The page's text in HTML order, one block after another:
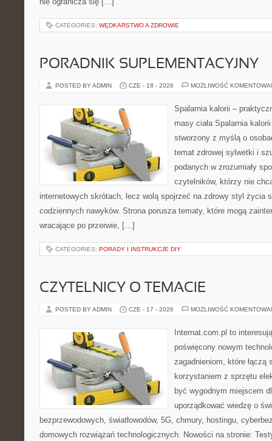
CATEGORIES: WĘDKARSTWO A ZDROWIE
PORADNIK SUPLEMENTACYJNY
POSTED BY ADMIN CZE - 18 - 2026 MOŻLIWOŚĆ
Spalarnia kalorii –
masy ciała Spalarnia
stworzony z myślą o
temat zdrowej sylwetki i
podanych w zrozumiały
czytelników, którzy nie
internetowych skrótach, lecz wolą spojrzeć na zdrowy styl życia
codziennych nawyków. Strona porusza tematy, które mogą
wracające po przerwie, […]
CATEGORIES: PORADY I INSTRUKCJE DIY
CZYTELNICY O TEMACIE
POSTED BY ADMIN CZE - 17 - 2026 MOŻLIWOŚĆ
Internat.com.pl to
poświęcony nowym
zagadnieniom, które łączą
korzystaniem z sprzętu
być wygodnym miejscem
uporządkować wiedzę o
bezprzewodowych, światłowodów, 5G, chmury, hostingu,
domowych rozwiązań technologicznych. Nowości na stronie: